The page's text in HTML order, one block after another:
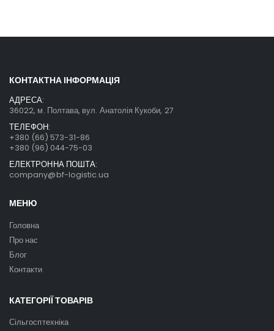
КОНТАКТНА ІНФОРМАЦІЯ
АДРЕСА:
36022, м. Полтава, вул. Анатолія Кукоби, 27
ТЕЛЕФОН:
+380 (66) 573-31-86
+380 (96) 044-75-03
ЕЛЕКТРОННА ПОШТА:
company@bf-logistic.ua
МЕНЮ
Головна
Про нас
Блог
Контакти
КАТЕГОРІЇ ТОВАРІВ
Сільгосптехніка